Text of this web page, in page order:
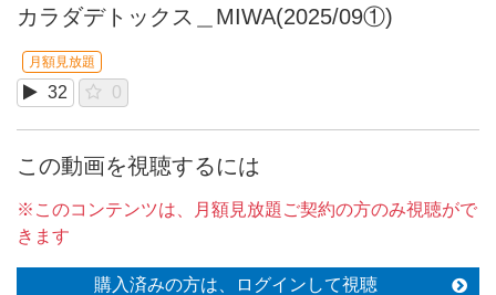
カラダデトックス＿MIWA(2025/09①)
月額見放題
32 0
この動画を視聴するには
※このコンテンツは、月額見放題ご契約の方のみ視聴がで
きます
購入済みの方は、ログインして視聴